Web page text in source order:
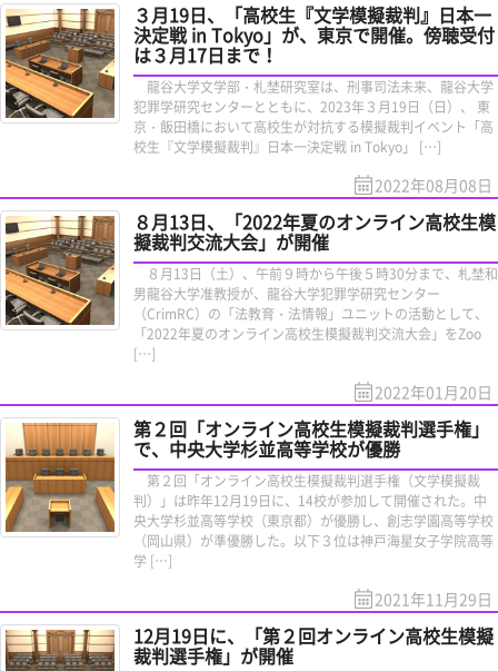
３月19日、「高校生『文学模擬裁判』日本一
決定戦 in Tokyo」が、東京で開催。傍聴受付
は３月17日まで！
龍谷大学文学部・札埜研究室は、刑事司法未来、龍谷大学
犯罪学研究センターとともに、2023年３月19日（日）、 東
京・飯田橋において高校生が対抗する模擬裁判イベント「高
校生『文学模擬裁判』日本一決定戦 in Tokyo」 […]
2022年08月08日
８月13日、「2022年夏のオンライン高校生模
擬裁判交流大会」が開催
８月13日（土）、午前９時から午後５時30分まで、札埜和
男龍谷大学准教授が、龍谷大学犯罪学研究センター
（CrimRC）の「法教育・法情報」ユニットの活動として、
「2022年夏のオンライン高校生模擬裁判交流大会」をZoo
[…]
2022年01月20日
第２回「オンライン高校生模擬裁判選手権」
で、中央大学杉並高等学校が優勝
第２回「オンライン高校生模擬裁判選手権（文学模擬裁
判）」は昨年12月19日に、14校が参加して開催された。中
央大学杉並高等学校（東京都）が優勝し、創志学園高等学校
（岡山県）が準優勝した。以下３位は神戸海星女子学院高等
学 […]
2021年11月29日
12月19日に、「第２回オンライン高校生模擬
裁判選手権」が開催